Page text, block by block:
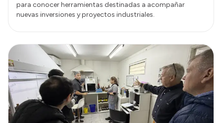
para conocer herramientas destinadas a acompañar
nuevas inversiones y proyectos industriales.